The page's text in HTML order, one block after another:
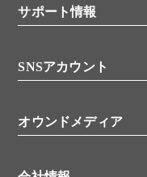
シグナル伝達
糖類／レクチン
分子生物
バイオメディカル(環境
代理店
サポート情報
アプリケーションノート
書類ダウンロード
SNSアカウント
YouTube
オウンドメディア